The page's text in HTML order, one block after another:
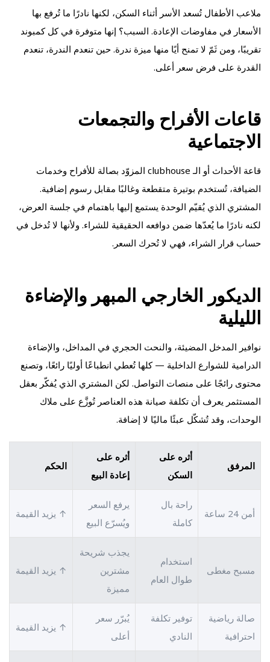
ملاعب الأطفال تُسعد الأسر أثناء السكن، لكنها نادرًا ما تُرفع بها
الأسعار في مفاوضات الإعادة. السبب؟ إنها متوفرة في كل كمبوند
تقريبًا، ومن ثَمّ لا تمنح أيًا منها ميزة ندرة. حين تنعدم الندرة، تنعدم
القدرة على فرض سعر أعلى.
قاعات الأفراح والتجمعات
الاجتماعية
قاعة الأحداث أو الـ clubhouse المزوّد بصالة للأفراح وخدمات
الضيافة، تُستخدم بوتيرة متقطعة وغالبًا مقابل رسوم إضافية.
المشتري الذي يُقيّم الوحدة يستمع إليها باهتمام في جلسة العرض،
لكنه نادرًا ما يُعدّها ضمن دوافعه الحقيقية للشراء. ولأنها لا تُدخل في
حساب قرار الشراء، فهي لا تُحرك السعر.
الديكور الخارجي المبهر والإضاءة
الليلية
نوافير المدخل المضيئة، والنحت الحجري في المداخل، والإضاءة
الدرامية للشوارع الداخلية — كلها تُعطي انطباعًا أوليًا رائعًا، وتصنع
محتوى رائجًا على منصات التواصل. لكن المشتري الذي يُفكّر بعقل
المستثمر يعرف أن تكلفة صيانة هذه العناصر تُوزَّع على ملاك
الوحدات، وقد تُشكّل عبئًا ماليًا لا إضافة.
المرفق
أثره على
السكن
أثره على
إعادة البيع
الحكم
أمن 24 ساعة
راحة بال
كاملة
يرفع السعر
ويُسرّع البيع
↑ يزيد القيمة
مسبح مغطى
استخدام
طوال العام
يجذب شريحة
مشترين
مميزة
↑ يزيد القيمة
صالة رياضية
احترافية
توفير تكلفة
النادي
يُبرّر سعر
أعلى
↑ يزيد القيمة